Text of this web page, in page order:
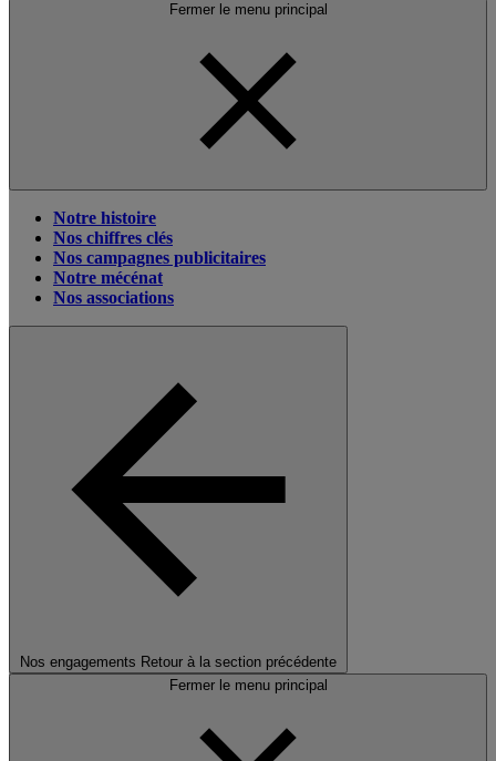
Fermer le menu principal
Notre histoire
Nos chiffres clés
Nos campagnes publicitaires
Notre mécénat
Nos associations
Nos engagements Retour à la section précédente
Fermer le menu principal